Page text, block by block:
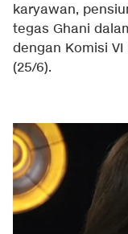
karyawan,
tegas Ghani
dengan Komisi VI
(25/6).